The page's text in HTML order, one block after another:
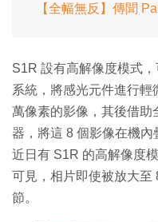
【全幅無反】傳聞
S1R 設有高解像度模式
系統，將感光元件進行輕
萬像素的影像，其後借助
器，將這 8 個影像在機內
近日有 S1R 的高解像度
可見，相片即使被放大至
節。